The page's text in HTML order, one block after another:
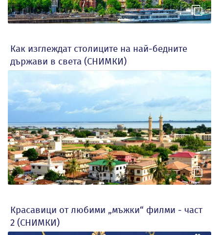
Как изглеждат столиците на най-бедните
държави в света (СНИМКИ)
Красавици от любими „мъжки“ филми - част
2 (СНИМКИ)